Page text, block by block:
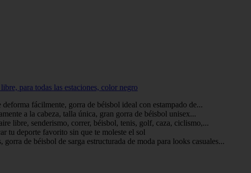
para todas las estaciones, color negro
fácilmente, gorra de béisbol ideal con estampado de...
a la cabeza, talla única, gran gorra de béisbol unisex...
libre, senderismo, correr, béisbol, tenis, golf, caza, ciclismo,...
tu deporte favorito sin que te moleste el sol
de béisbol de sarga estructurada de moda para looks casuales...